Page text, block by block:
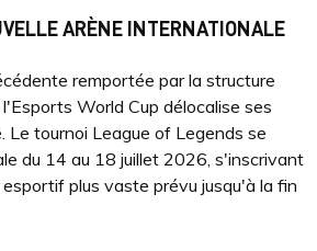
ARÈNE INTERNATIONALE
remportée par la structure
World Cup délocalise ses
Le tournoi League of Legends se
du 14 au 18 juillet 2026, s'inscrivant
plus vaste prévu jusqu'à la fin